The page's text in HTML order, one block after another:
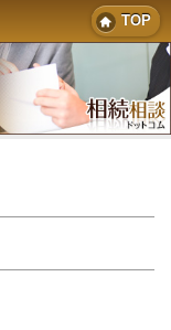
TOP